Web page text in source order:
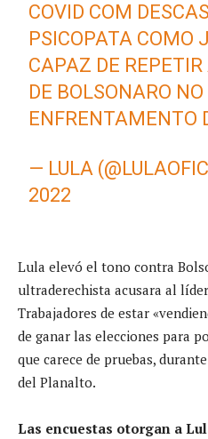
COVID COM
PSICOPATA COMO
CAPAZ DE
DE BOLSONARO NO
ENFRENTAMENTO
— LULA
2022
Lula elevó el tono contra
ultraderechista acusara al
Trabajadores de estar
de ganar las elecciones para
que carece de pruebas,
del Planalto.
Las encuestas otorgan a